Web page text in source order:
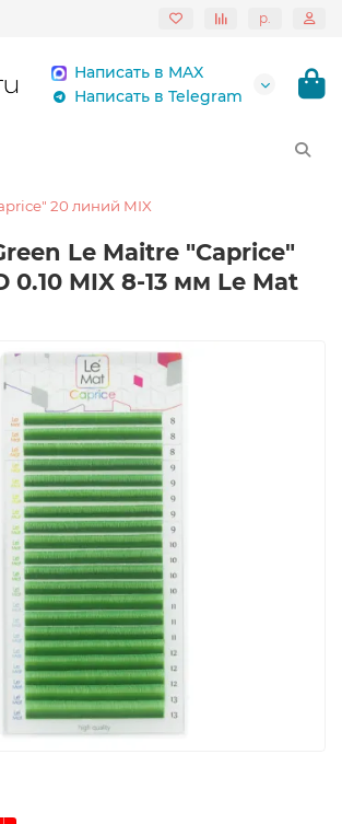
р.
Написать в MAX
Написать в Telegram
20 линий MIX
Le Maitre "Caprice"
0.10 MIX 8-13 мм Le Mat